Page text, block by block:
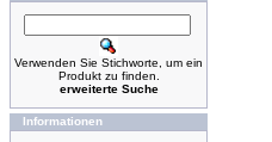
Verwenden Sie Stichworte, um ein
Produkt zu finden.
erweiterte Suche
Informationen